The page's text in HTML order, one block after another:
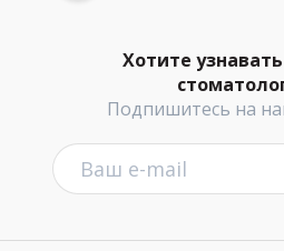
Хотите
Подпишитесь на